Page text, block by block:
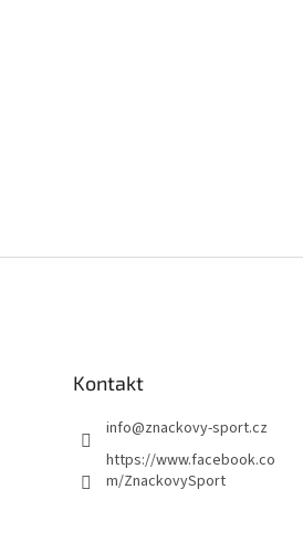
Kontakt
info@znackovy-sport.cz
https://www.facebook.co
m/ZnackovySport